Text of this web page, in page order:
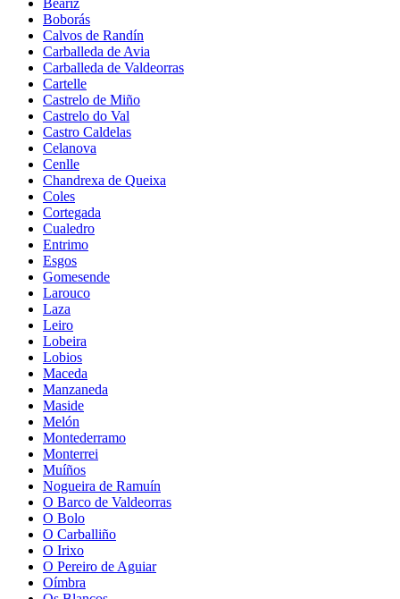
Beariz
Boborás
Calvos de Randín
Carballeda de Avia
Carballeda de Valdeorras
Cartelle
Castrelo de Miño
Castrelo do Val
Castro Caldelas
Celanova
Cenlle
Chandrexa de Queixa
Coles
Cortegada
Cualedro
Entrimo
Esgos
Gomesende
Larouco
Laza
Leiro
Lobeira
Lobios
Maceda
Manzaneda
Maside
Melón
Montederramo
Monterrei
Muíños
Nogueira de Ramuín
O Barco de Valdeorras
O Bolo
O Carballiño
O Irixo
O Pereiro de Aguiar
Oímbra